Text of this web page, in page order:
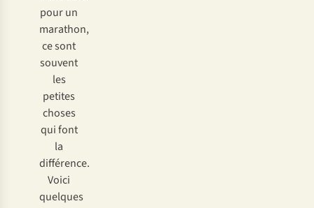
pour un
marathon,
ce sont
souvent
les
petites
choses
qui font
la
différence.
Voici
quelques